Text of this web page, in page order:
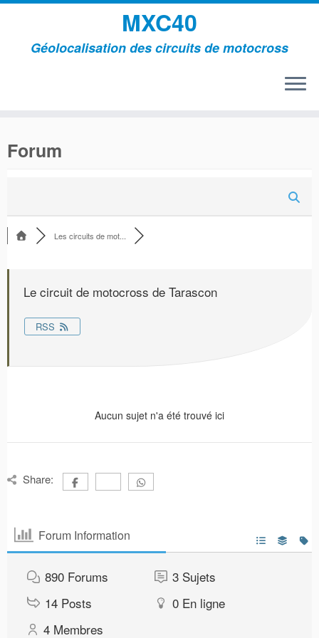
contenu
MXC40
Géolocalisation des circuits de motocross
Forum
Les circuits de mot...
Le circuit de motocross de Tarascon
RSS
Aucun sujet n'a été trouvé ici
Share:
Forum Information
890 Forums 3 Sujets
14 Posts 0 En ligne
4 Membres